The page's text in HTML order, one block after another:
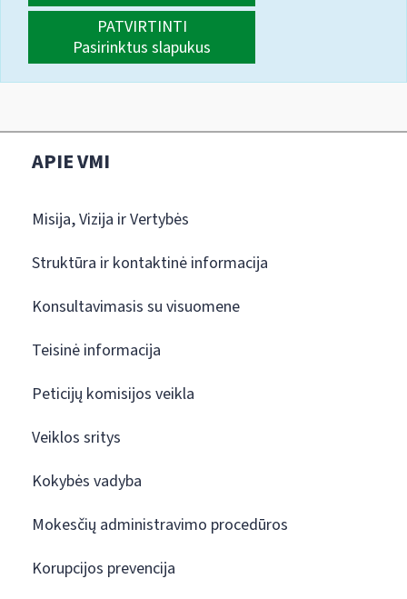
PATVIRTINTI
Pasirinktus slapukus
APIE VMI
Misija, Vizija ir Vertybės
Struktūra ir kontaktinė informacija
Konsultavimasis su visuomene
Teisinė informacija
Peticijų komisijos veikla
Veiklos sritys
Kokybės vadyba
Mokesčių administravimo procedūros
Korupcijos prevencija